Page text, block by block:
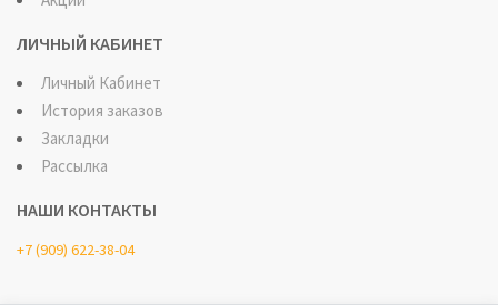
ЛИЧНЫЙ КАБИНЕТ
Личный Кабинет
История заказов
Закладки
Рассылка
НАШИ КОНТАКТЫ
+7 (909) 622-38-04